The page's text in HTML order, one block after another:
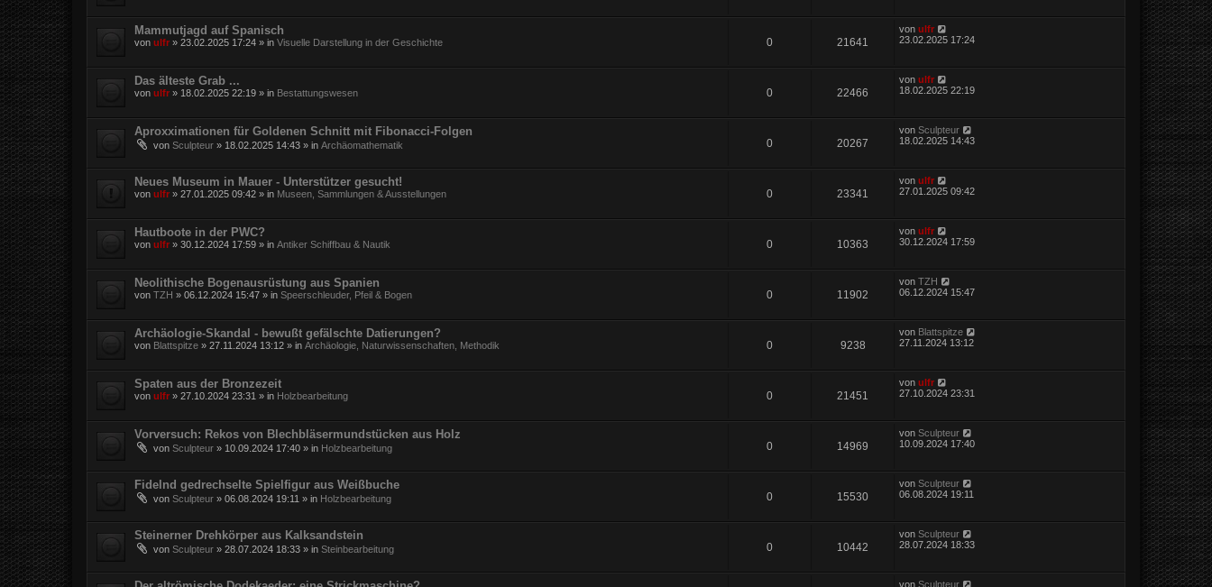
Mammutjagd auf Spanisch
von ulfr » 23.02.2025 17:24 » in Visuelle Darstellung in der Geschichte 0 21641
von ulfr
23.02.2025 17:24
Das älteste Grab ...
von ulfr » 18.02.2025 22:19 » in Bestattungswesen 0 22466
von ulfr
18.02.2025 22:19
Aproxximationen für Goldenen Schnitt mit Fibonacci-Folgen
von Sculpteur » 18.02.2025 14:43 » in Archäomathematik 0 20267
von Sculpteur
18.02.2025 14:43
Neues Museum in Mauer - Unterstützer gesucht!
von ulfr » 27.01.2025 09:42 » in Museen, Sammlungen & Ausstellungen 0 23341
von ulfr
27.01.2025 09:42
Hautboote in der PWC?
von ulfr » 30.12.2024 17:59 » in Antiker Schiffbau & Nautik 0 10363
von ulfr
30.12.2024 17:59
Neolithische Bogenausrüstung aus Spanien
von TZH » 06.12.2024 15:47 » in Speerschleuder, Pfeil & Bogen 0 11902
von TZH
06.12.2024 15:47
Archäologie-Skandal - bewußt gefälschte Datierungen?
von Blattspitze » 27.11.2024 13:12 » in Archäologie, Naturwissenschaften, Methodik 0 9238
von Blattspitze
27.11.2024 13:12
Spaten aus der Bronzezeit
von ulfr » 27.10.2024 23:31 » in Holzbearbeitung 0 21451
von ulfr
27.10.2024 23:31
Vorversuch: Rekos von Blechbläsermundstücken aus Holz
von Sculpteur » 10.09.2024 17:40 » in Holzbearbeitung 0 14969
von Sculpteur
10.09.2024 17:40
Fidelnd gedrechselte Spielfigur aus Weißbuche
von Sculpteur » 06.08.2024 19:11 » in Holzbearbeitung 0 15530
von Sculpteur
06.08.2024 19:11
Steinerner Drehkörper aus Kalksandstein
von Sculpteur » 28.07.2024 18:33 » in Steinbearbeitung 0 10442
von Sculpteur
28.07.2024 18:33
von Sculpteur